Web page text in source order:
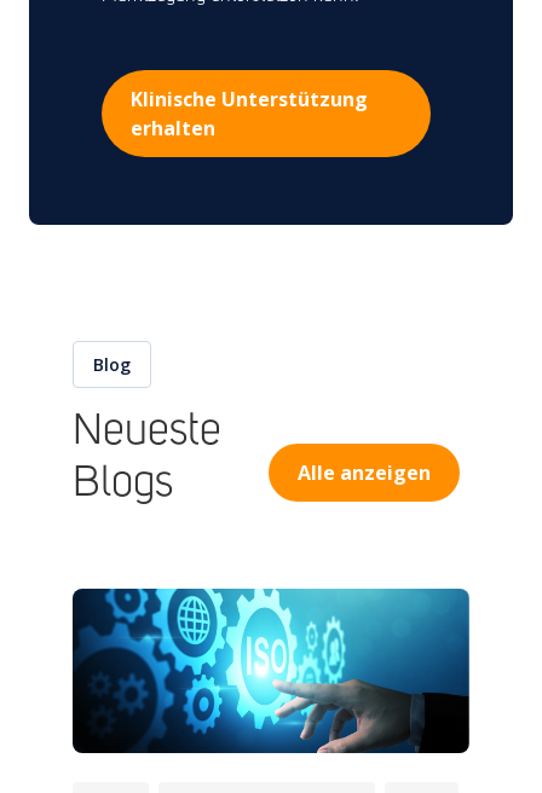
Klinische Unterstützung
erhalten
Blog
Neueste
Blogs
Alle anzeigen